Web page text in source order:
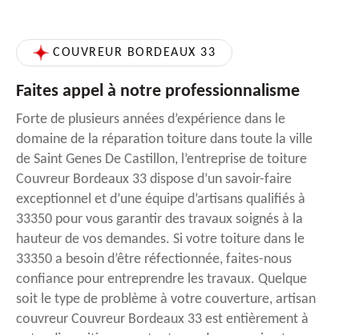
COUVREUR BORDEAUX 33
Faites appel à notre professionnalisme
Forte de plusieurs années d’expérience dans le
domaine de la réparation toiture dans toute la ville
de Saint Genes De Castillon, l’entreprise de toiture
Couvreur Bordeaux 33 dispose d’un savoir-faire
exceptionnel et d’une équipe d’artisans qualifiés à
33350 pour vous garantir des travaux soignés à la
hauteur de vos demandes. Si votre toiture dans le
33350 a besoin d’être réfectionnée, faites-nous
confiance pour entreprendre les travaux. Quelque
soit le type de problème à votre couverture, artisan
couvreur Couvreur Bordeaux 33 est entièrement à